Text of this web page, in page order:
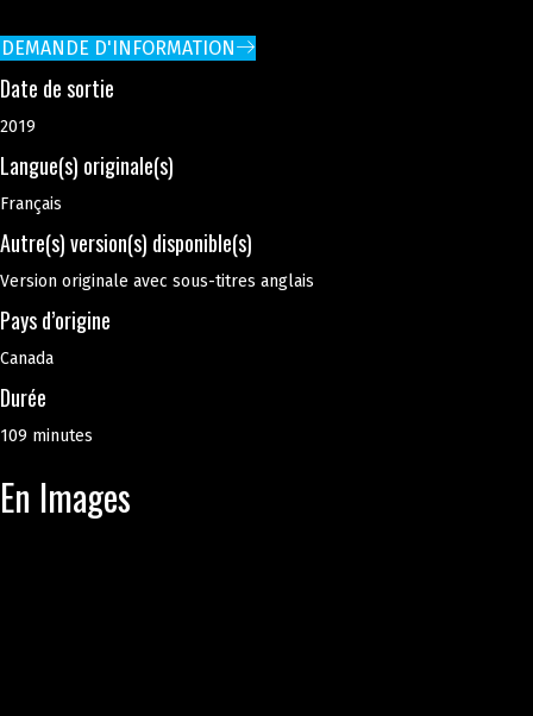
DEMANDE D'INFORMATION
Date de sortie
2019
Langue(s) originale(s)
Français
Autre(s) version(s) disponible(s)
Version originale avec sous-titres anglais
Pays d’origine
Canada
Durée
109 minutes
En Images